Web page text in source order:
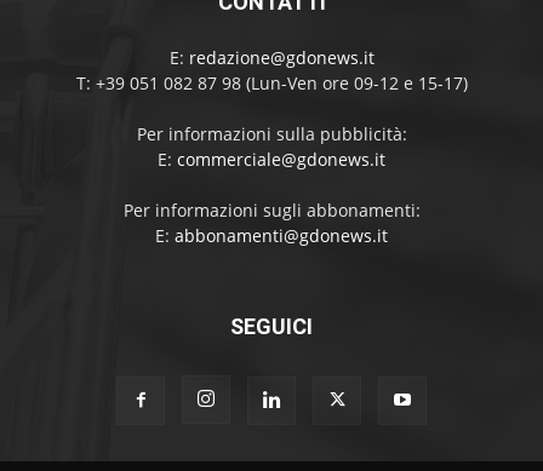
E: redazione@gdonews.it
T: +39 051 082 87 98 (Lun-Ven ore 09-12 e 15-17)
Per informazioni sulla pubblicità:
E: commerciale@gdonews.it
Per informazioni sugli abbonamenti:
E: abbonamenti@gdonews.it
SEGUICI